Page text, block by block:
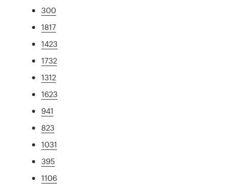
300
1817
1423
1732
1312
1623
941
823
1031
395
1106